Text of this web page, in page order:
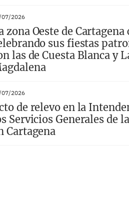
07/2026
zona Oeste de
sus fiestas
las de Cuesta Blanca y
07/2026
de relevo en la
Servicios Generales de
Cartagena